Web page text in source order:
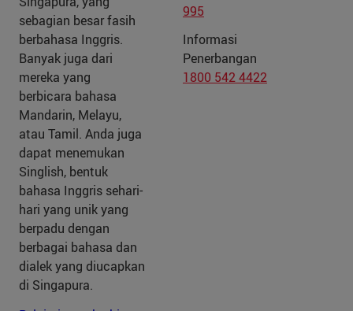
sebagian besar fasih
berbahasa Inggris.
Banyak juga dari
mereka yang
berbicara bahasa
Mandarin, Melayu,
atau Tamil. Anda juga
dapat menemukan
Singlish, bentuk
bahasa Inggris sehari-
hari yang unik yang
berpadu dengan
berbagai bahasa dan
dialek yang diucapkan
di Singapura.
995
Informasi
Penerbangan
1800 542 4422